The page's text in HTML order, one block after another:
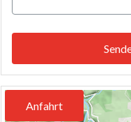
Anfahrt